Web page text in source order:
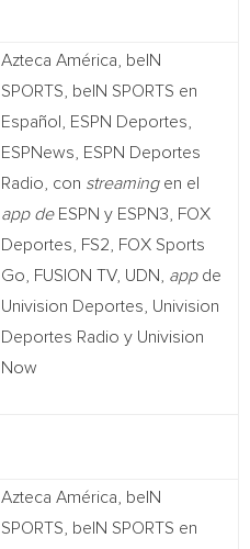
Azteca América, beIN
SPORTS, beIN SPORTS en
Español, ESPN Deportes,
ESPNews, ESPN Deportes
Radio, con streamingen el
app de ESPN y ESPN3, FOX
Deportes, FS2, FOX Sports
Go, FUSION TV, UDN, appde
Univision Deportes, Univision
Deportes Radio y Univision
Now
Azteca América, beIN
SPORTS, beIN SPORTS en